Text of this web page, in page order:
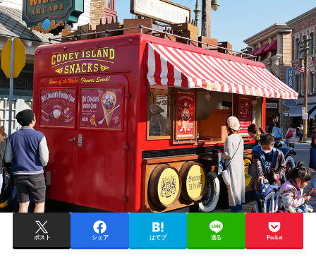
ポスト シェア はてブ 送る Pocket